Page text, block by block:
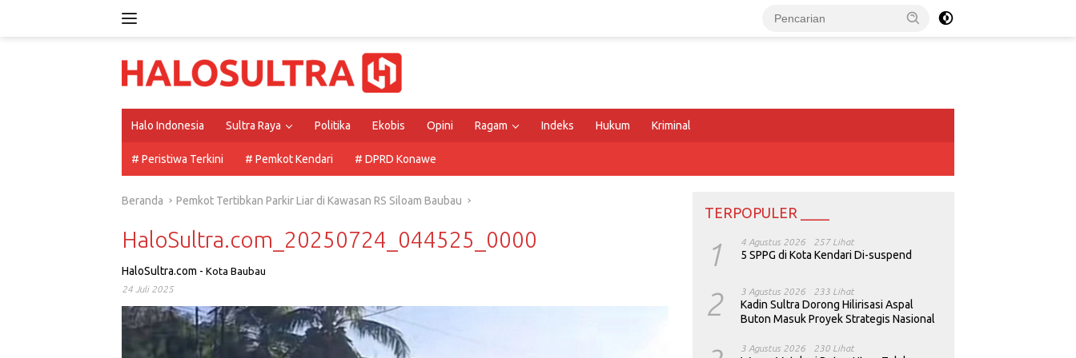
Halo Indonesia Sultra Raya Politika Ekobis Opini Ragam Indeks Hukum Kriminal
# Peristiwa Terkini # Pemkot Kendari # DPRD Konawe
Beranda Pemkot Tertibkan Parkir Liar di Kawasan RS Siloam Baubau
HaloSultra.com_20250724_044525_0000
HaloSultra.com - Kota Baubau
24 Juli 2025
TERPOPULER ____
1 4 Agustus 2026 257 Lihat
5 SPPG di Kota Kendari Di-suspend
2 3 Agustus 2026 233 Lihat
Kadin Sultra Dorong Hilirisasi Aspal
Buton Masuk Proyek Strategis Nasional
3 Agustus 2026 230 Lihat